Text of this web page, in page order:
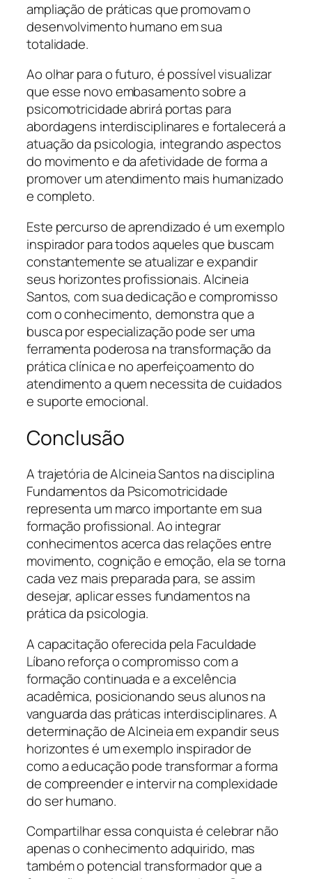
ampliação de práticas que promovam o
desenvolvimento humano em sua
totalidade.
Ao olhar para o futuro, é possível visualizar
que esse novo embasamento sobre a
psicomotricidade abrirá portas para
abordagens interdisciplinares e fortalecerá a
atuação da psicologia, integrando aspectos
do movimento e da afetividade de forma a
promover um atendimento mais humanizado
e completo.
Este percurso de aprendizado é um exemplo
inspirador para todos aqueles que buscam
constantemente se atualizar e expandir
seus horizontes profissionais. Alcineia
Santos, com sua dedicação e compromisso
com o conhecimento, demonstra que a
busca por especialização pode ser uma
ferramenta poderosa na transformação da
prática clínica e no aperfeiçoamento do
atendimento a quem necessita de cuidados
e suporte emocional.
Conclusão
A trajetória de Alcineia Santos na disciplina
Fundamentos da Psicomotricidade
representa um marco importante em sua
formação profissional. Ao integrar
conhecimentos acerca das relações entre
movimento, cognição e emoção, ela se torna
cada vez mais preparada para, se assim
desejar, aplicar esses fundamentos na
prática da psicologia.
A capacitação oferecida pela Faculdade
Líbano reforça o compromisso com a
formação continuada e a excelência
acadêmica, posicionando seus alunos na
vanguarda das práticas interdisciplinares. A
determinação de Alcineia em expandir seus
horizontes é um exemplo inspirador de
como a educação pode transformar a forma
de compreender e intervir na complexidade
do ser humano.
Compartilhar essa conquista é celebrar não
apenas o conhecimento adquirido, mas
também o potencial transformador que a